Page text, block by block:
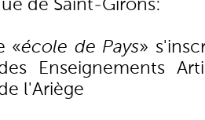
«école de Pays»
Enseignements
l'Ariège